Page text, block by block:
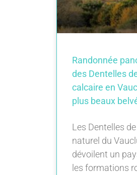
Randonnée
des Dentelles
calcaire en
plus beaux
Les Dentelles
naturel du
dévoilent un
les formations